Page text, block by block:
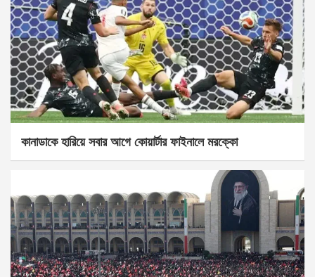
কানাডাকে হারিয়ে সবার আগে কোয়ার্টার ফাইনালে মরক্কো